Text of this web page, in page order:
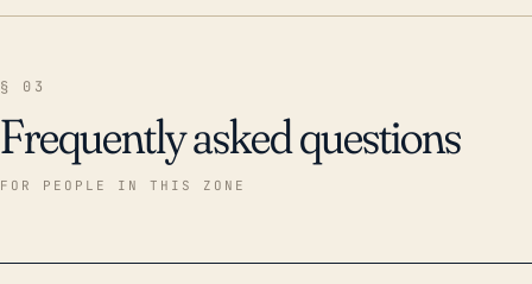
§ 03
Frequently asked questions
FOR PEOPLE IN THIS ZONE